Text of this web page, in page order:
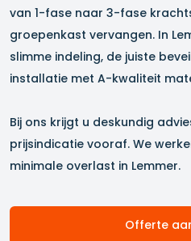
van 1-fase naar 3-fase
groepenkast vervangen. In
slimme indeling, de juiste
installatie met A-kwaliteit
Bij ons krijgt u deskundig
prijsindicatie vooraf. We
minimale overlast in Lemmer.
Offerte